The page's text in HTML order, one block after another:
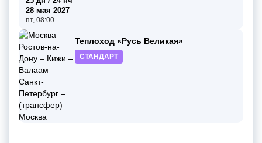
28 мая 2027
пт, 08:00
Теплоход «Русь Великая»
СТАНДАРТ